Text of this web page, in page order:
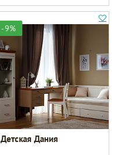
-9%
Детская Дания